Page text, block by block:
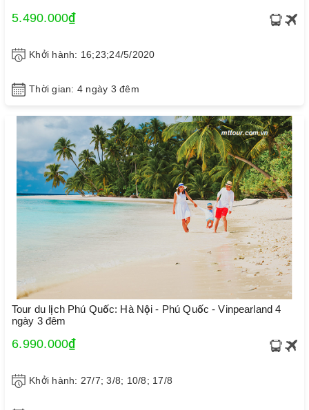
5.490.000₫
Khởi hành: 16;23;24/5/2020
Thời gian: 4 ngày 3 đêm
Tour du lịch Phú Quốc: Hà Nội - Phú Quốc - Vinpearland 4
ngày 3 đêm
6.990.000₫
Khởi hành: 27/7; 3/8; 10/8; 17/8